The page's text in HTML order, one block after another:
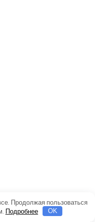
Продолжая пользоваться
Подробнее OK